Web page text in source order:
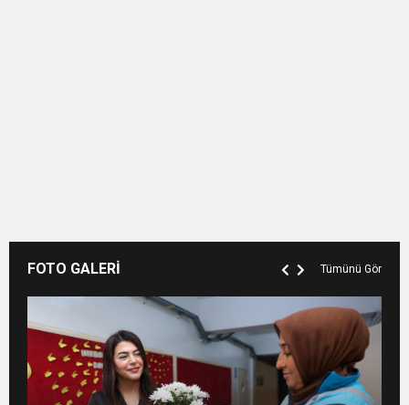
FOTO GALERİ Tümünü Gör